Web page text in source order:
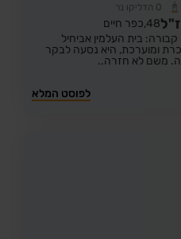
0 הדליקו נר
48, כפר חיים
בית העלמין אביחיל
ומוערכת, היא נסעה לבקר
משם לא חזרה..
לפוסט המלא